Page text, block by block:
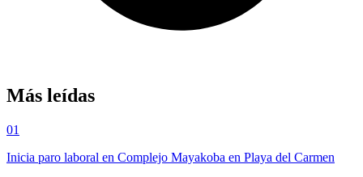
Más leídas
01
Inicia paro laboral en Complejo Mayakoba en Playa del Carmen